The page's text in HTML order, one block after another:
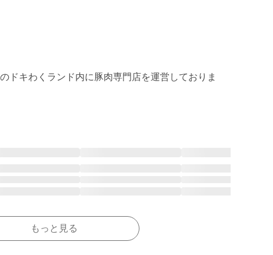
ドキわくランド内に豚肉専門店を運営しておりま
もっと見る